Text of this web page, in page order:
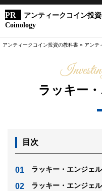
アンティークコイン投資
Coinology
アンティークコイン投資の教科書 » アンテ
ラッキー
目次
ラッキー・エンジェ
ラッキー・エンジェ